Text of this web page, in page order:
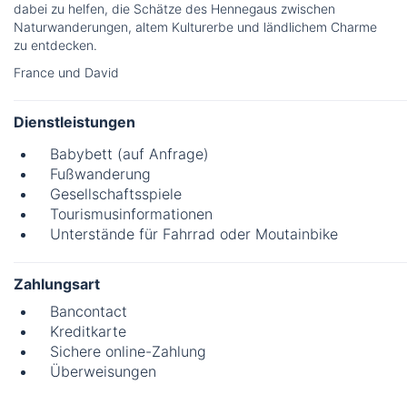
dabei zu helfen, die Schätze des Hennegaus zwischen
Naturwanderungen, altem Kulturerbe und ländlichem Charme
zu entdecken.
France und David
Dienstleistungen
Babybett (auf Anfrage)
Fußwanderung
Gesellschaftsspiele
Tourismusinformationen
Unterstände für Fahrrad oder Moutainbike
Zahlungsart
Bancontact
Kreditkarte
Sichere online-Zahlung
Überweisungen